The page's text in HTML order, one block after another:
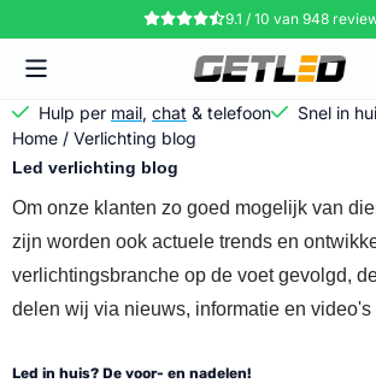
Cookievoorkeuren zijn momenteel
9.1 / 10 van 948
Hulp per mail, chat & telefoon
Snel in
Home / Verlichting blog
Led verlichting blog
Om onze klanten zo goed mogelijk van
zijn worden ook actuele trends en
verlichtingsbranche op de voet gevolgd,
delen wij via nieuws, informatie en
Led in huis? De voor- en nadelen!